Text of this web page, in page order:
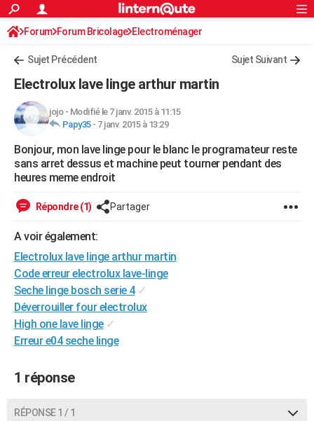
ACTUALITÉS
Politique
Société
Faits Divers
Education
Monde
Villes
+
FINANCE
Retraite
Impôts
Epargne
Immobilier
Risques naturels par ville
Banque
Assurance
Crédit
AUTO
Essais
Réserver un essai
Citadines
Berlines
SUV
Forum auto
+HIGH-TECH
Mobiles
Meilleur smartphone
Internet
Ordinateurs
Jeux vidéo
Guide high-tech
+
Forum
Aménagement intérieur
Extérieur
Cuisine
Salle de bains
Jardinage
Rangement
WEEK-END
Guides de France
Escapades
Patrimoine
Expositions
Musées
Week-end nature
+LIFESTYLE
Art de vivre
Bien-être
Loisirs
Mode
Modes de vie
SANTE
Alimentation
Guide de la santé
Maladies
Médicaments
Sommeil
VOYAGE
Destinations
City break
Voyage nature
Voyage de noces
Forum
Climat
+PHOTO
BONS PLANS
CARTE DE VOEUX
S'inscrire
Connexion
Forum Forum Bricolage Electroménager
Sujet Précédent Sujet Suivant
Electrolux lave linge arthur martin
jojo- Modifié le 7 janv. 2015 à 11:15
Papy35- 7 janv. 2015 à 13:29
Bonjour, mon lave linge pour le blanc le programateur reste
sans arret dessus et machine peut tourner pendant des
heures meme endroit
Répondre (1) Partager
A voir également:
Electrolux lave linge arthur martin
Code erreur electrolux lave-linge
Seche linge bosch serie 4 ✓
Déverrouiller four electrolux
High one lave linge ✓
Erreur e04 seche linge
1 réponse
RÉPONSE 1 / 1